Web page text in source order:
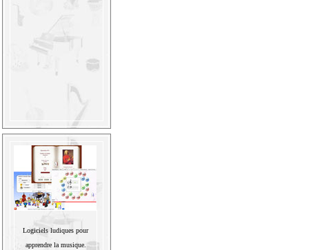
Logiciels ludiques pour
apprendre la musique.